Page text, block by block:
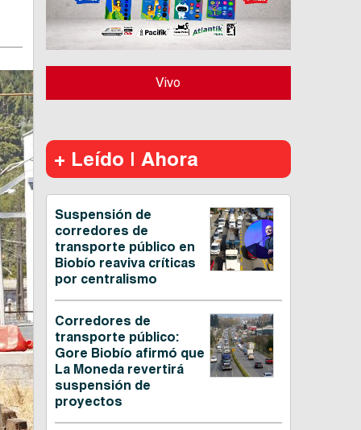
Vivo
+ Leído | Ahora
Suspensión de
corredores de
transporte público en
Biobío reaviva críticas
por centralismo
Corredores de
transporte público:
Gore Biobío afirmó que
La Moneda revertirá
suspensión de
proyectos